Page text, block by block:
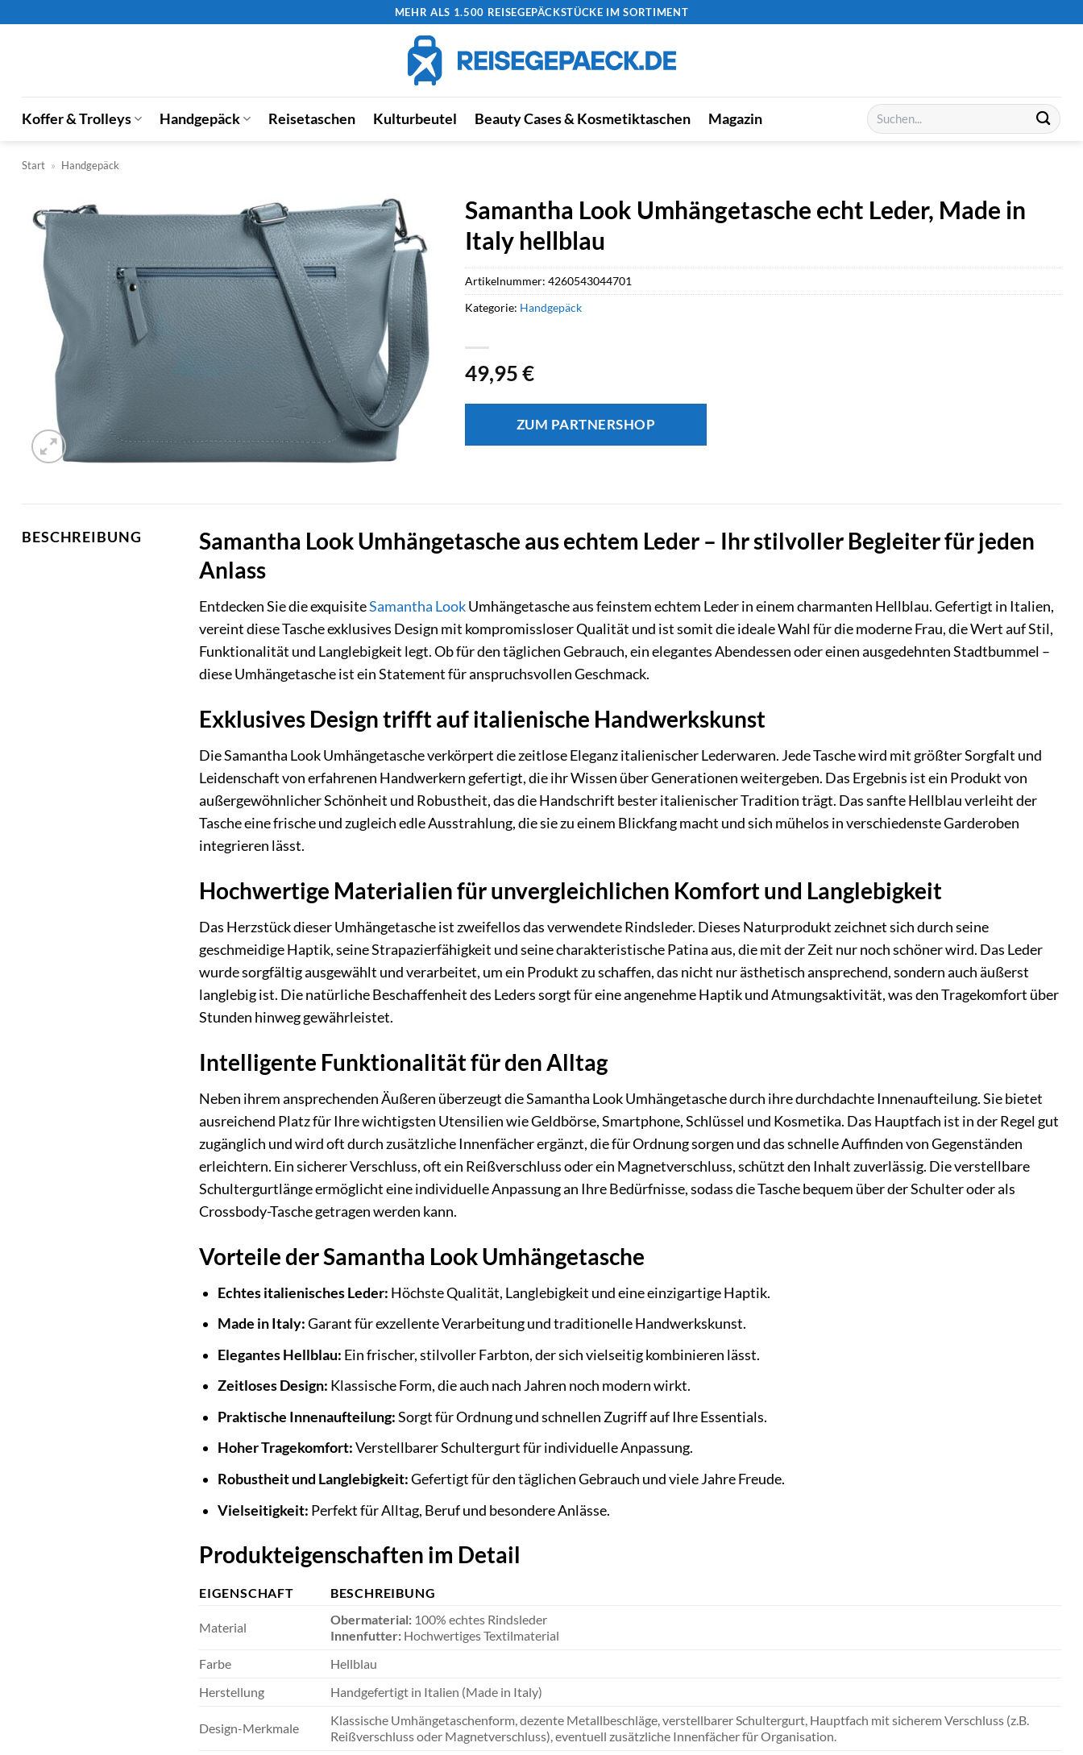
MEHR ALS 1.500 REISEGEPÄCKSTÜCKE IM SORTIMENT
Koffer & Trolleys Handgepäck Reisetaschen Kulturbeutel Beauty Cases & Kosmetiktaschen Magazin
Suchen
nach:
Start » Handgepäck
Samantha Look Umhängetasche echt Leder, Made in
Italy hellblau
49,95€
ZUM PARTNERSHOP
Artikelnummer: 4260543044701
Kategorie: Handgepäck
BESCHREIBUNG
Samantha Look Umhängetasche aus echtem Leder – Ihr stilvoller Begleiter für jeden
Anlass
Entdecken Sie die exquisiteSamantha LookUmhängetasche aus feinstem echtem Leder in einem charmanten Hellblau. Gefertigt in Italien,
vereint diese Tasche exklusives Design mit kompromissloser Qualität und ist somit die ideale Wahl für die moderne Frau, die Wert auf Stil,
Funktionalität und Langlebigkeit legt. Ob für den täglichen Gebrauch, ein elegantes Abendessen oder einen ausgedehnten Stadtbummel –
diese Umhängetasche ist ein Statement für anspruchsvollen Geschmack.
Exklusives Design trifft auf italienische Handwerkskunst
Die Samantha Look Umhängetasche verkörpert die zeitlose Eleganz italienischer Lederwaren. Jede Tasche wird mit größter Sorgfalt und
Leidenschaft von erfahrenen Handwerkern gefertigt, die ihr Wissen über Generationen weitergeben. Das Ergebnis ist ein Produkt von
außergewöhnlicher Schönheit und Robustheit, das die Handschrift bester italienischer Tradition trägt. Das sanfte Hellblau verleiht der
Tasche eine frische und zugleich edle Ausstrahlung, die sie zu einem Blickfang macht und sich mühelos in verschiedenste Garderoben
integrieren lässt.
Hochwertige Materialien für unvergleichlichen Komfort und Langlebigkeit
Das Herzstück dieser Umhängetasche ist zweifellos das verwendete Rindsleder. Dieses Naturprodukt zeichnet sich durch seine
geschmeidige Haptik, seine Strapazierfähigkeit und seine charakteristische Patina aus, die mit der Zeit nur noch schöner wird. Das Leder
wurde sorgfältig ausgewählt und verarbeitet, um ein Produkt zu schaffen, das nicht nur ästhetisch ansprechend, sondern auch äußerst
langlebig ist. Die natürliche Beschaffenheit des Leders sorgt für eine angenehme Haptik und Atmungsaktivität, was den Tragekomfort über
Stunden hinweg gewährleistet.
Intelligente Funktionalität für den Alltag
Neben ihrem ansprechenden Äußeren überzeugt die Samantha Look Umhängetasche durch ihre durchdachte Innenaufteilung. Sie bietet
ausreichend Platz für Ihre wichtigsten Utensilien wie Geldbörse, Smartphone, Schlüssel und Kosmetika. Das Hauptfach ist in der Regel gut
zugänglich und wird oft durch zusätzliche Innenfächer ergänzt, die für Ordnung sorgen und das schnelle Auffinden von Gegenständen
erleichtern. Ein sicherer Verschluss, oft ein Reißverschluss oder ein Magnetverschluss, schützt den Inhalt zuverlässig. Die verstellbare
Schultergurtlänge ermöglicht eine individuelle Anpassung an Ihre Bedürfnisse, sodass die Tasche bequem über der Schulter oder als
Crossbody-Tasche getragen werden kann.
Vorteile der Samantha Look Umhängetasche
Echtes italienisches Leder: Höchste Qualität, Langlebigkeit und eine einzigartige Haptik.
Made in Italy:Garant für exzellente Verarbeitung und traditionelle Handwerkskunst.
Elegantes Hellblau: Ein frischer, stilvoller Farbton, der sich vielseitig kombinieren lässt.
Zeitloses Design: Klassische Form, die auch nach Jahren noch modern wirkt.
Praktische Innenaufteilung:Sorgt für Ordnung und schnellen Zugriff auf Ihre Essentials.
Hoher Tragekomfort:Verstellbarer Schultergurt für individuelle Anpassung.
Robustheit und Langlebigkeit:Gefertigt für den täglichen Gebrauch und viele Jahre Freude.
Vielseitigkeit: Perfekt für Alltag, Beruf und besondere Anlässe.
Produkteigenschaften im Detail
EIGENSCHAFT BESCHREIBUNG
Material
Obermaterial:100% echtes Rindsleder
Innenfutter:Hochwertiges Textilmaterial
Farbe
Hellblau
Herstellung
Handgefertigt in Italien (Made in Italy)
Design-Merkmale
Klassische Umhängetaschenform, dezente Metallbeschläge, verstellbarer Schultergurt, Hauptfach mit sicherem Verschluss (z.B.
Reißverschluss oder Magnetverschluss), eventuell zusätzliche Innenfächer für Organisation.